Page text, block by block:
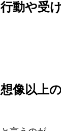
行動や受
想像以上